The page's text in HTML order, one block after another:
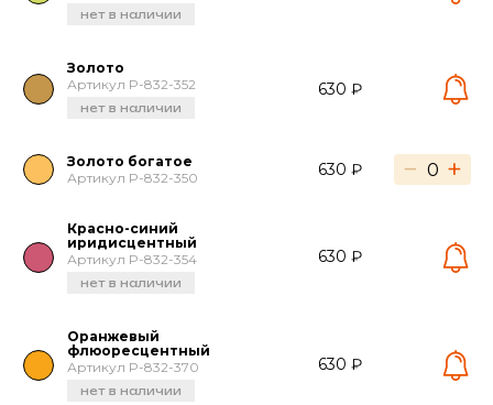
нет в наличии
Золото
Артикул P-832-352
нет в наличии
630 ₽
Золото богатое
Артикул P-832-350
630 ₽ − +
Красно-синий
иридисцентный
Артикул P-832-354
нет в наличии
630 ₽
Оранжевый
флюоресцентный
Артикул P-832-370
нет в наличии
630 ₽